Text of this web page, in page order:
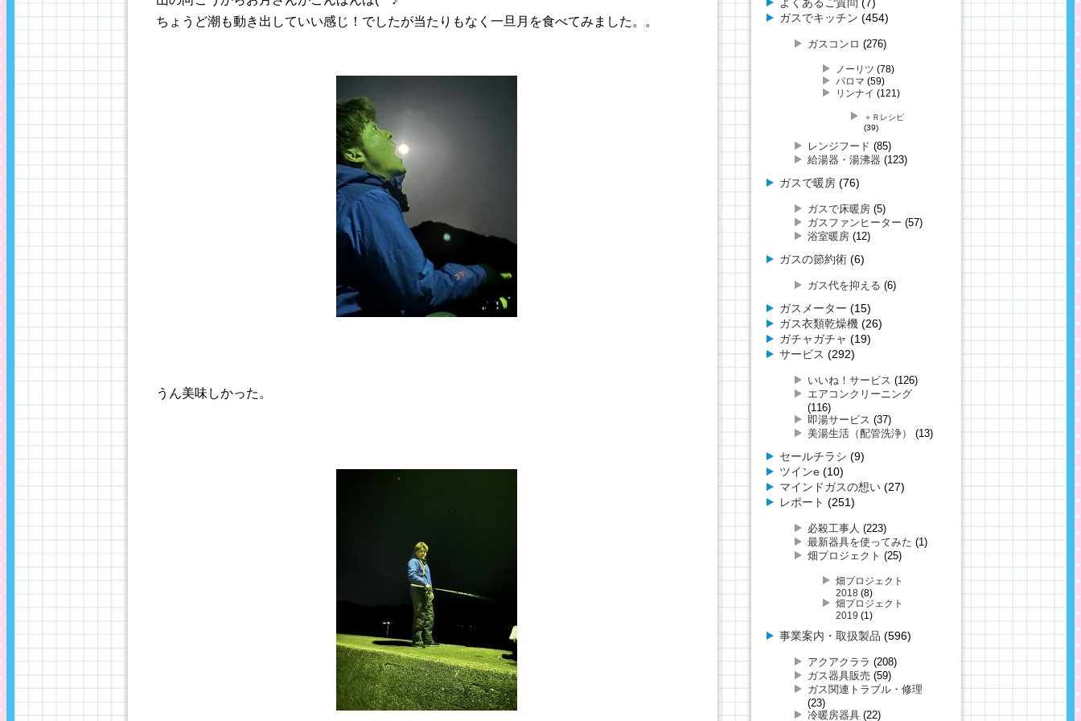
ちょうど潮も動き出していい感じ！でしたが当たりもなく一旦月を食べてみました。。
うん美味しかった。
ガスでキッチン (454)
ガスコンロ (276)
ノーリツ (78)
パロマ (59)
リンナイ (121)
＋Ｒレシピ
(39)
レンジフード (85)
給湯器・湯沸器 (123)
ガスで暖房(76)
ガスで床暖房(5)
ガスファンヒーター (57)
浴室暖房(12)
ガスの節約術(6)
ガス代を抑える (6)
ガスメーター (15)
ガス衣類乾燥機 (26)
ガチャガチャ (19)
サービス (292)
いいね！サービス (126)
エアコンクリーニング
(116)
即湯サービス (37)
美湯生活（配管洗浄）
(13)
セールチラシ (9)
ツインe(10)
マインドガスの想い(27)
レポート (251)
必殺工事人 (223)
最新器具を使ってみた (1)
畑プロジェクト (25)
畑プロジェクト
2018(8)
畑プロジェクト
2019 (1)
事業案内・取扱製品 (596)
アクアクララ (208)
ガス器具販売 (59)
ガス関連トラブル・修理
(23)
冷暖房器具(22)